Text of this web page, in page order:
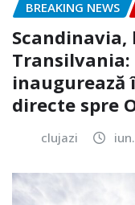
BREAKING NEWS
inaugurează
directe spre
clujazi